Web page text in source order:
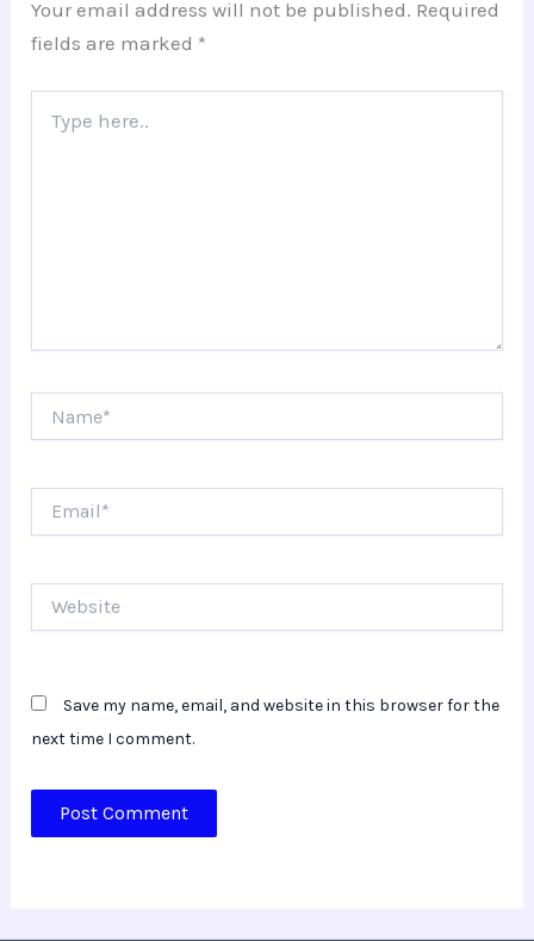
Your email address will not be published. Required
fields are marked *
here..
Save my name, email, and website in this browser for the
next time I comment.